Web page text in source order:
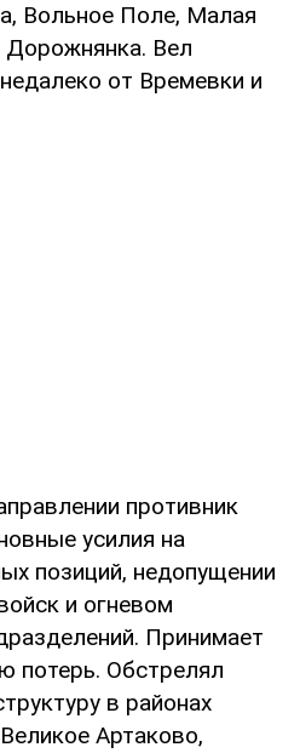
Вольное Поле, Малая
Дорожнянка. Вел
от Времевки и
противник
усилия на
позиций, недопущении
и огневом
Принимает
потерь. Обстрелял
в районах
Артаково,